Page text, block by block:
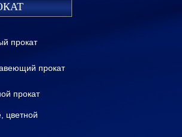
прокат
прокат
прокат
цветной